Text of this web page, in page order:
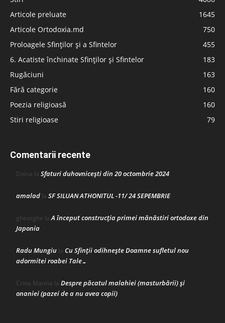
Articole preluate
1645
Articole Ortodoxia.md
750
Proloagele Sfinților și a Sfintelor
455
6. Acatiste închinate Sfinților și Sfintelor
183
Rugăciuni
163
Fără categorie
160
Poezia religioasă
160
Stiri religioase
79
Comentarii recente
Doina la Sfaturi duhovnicești din 20 octombrie 2024
amalad la SF SILUAN ATHONITUL -11/ 24 SEPEMBRIE
gheorghe laA început construcţia primei mănăstiri ortodoxe din
Japonia
Radu Mungiu la Cu Sfinții odihnește Doamne sufletul nou
adormitei roabei Tale…
Crina Marina la Despre păcatul malahiei (masturbării) şi
onaniei (pazei de a nu avea copii)